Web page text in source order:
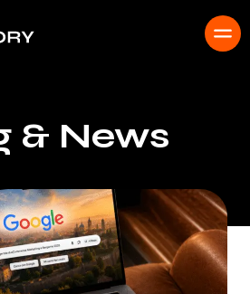
& News